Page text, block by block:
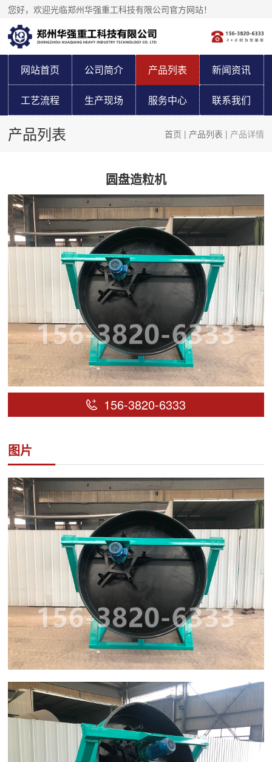
您好，欢迎光临郑州华强重工科技有限公司官方网站！
网站首页 公司简介 产品列表 新闻资讯
工艺流程 生产现场 服务中心 联系我们
产品列表 首页 | 产品列表 | 产品详情
圆盘造粒机
156-3820-6333
图片